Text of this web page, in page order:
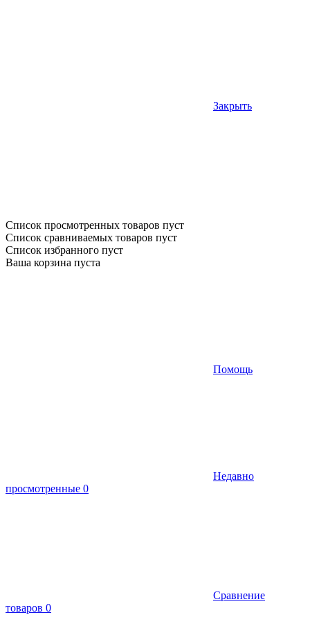
Закрыть
Список просмотренных товаров пуст
Список сравниваемых товаров пуст
Список избранного пуст
Ваша корзина пуста
Помощь
Недавно
просмотренные 0
Сравнение
товаров 0